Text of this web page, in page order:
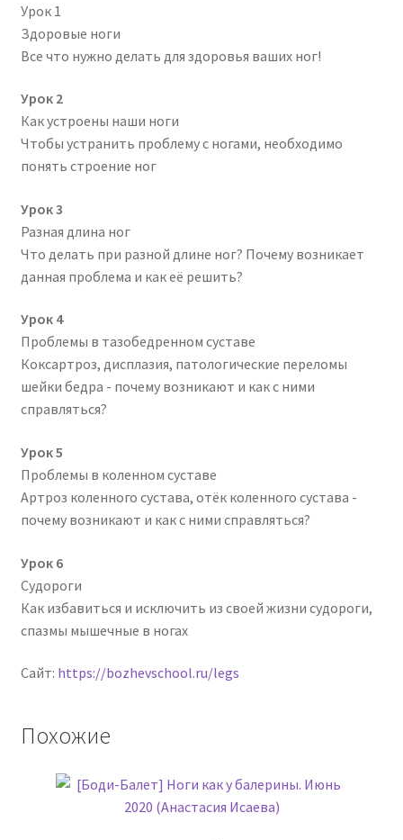
Урок 1
Здоровые ноги
Все что нужно делать для здоровья ваших ног!
Урок 2
Как устроены наши ноги
Чтобы устранить проблему с ногами, необходимо
понять строение ног
Урок 3
Разная длина ног
Что делать при разной длине ног? Почему возникает
данная проблема и как её решить?
Урок 4
Проблемы в тазобедренном суставе
Коксартроз, дисплазия, патологические переломы
шейки бедра - почему возникают и как с ними
справляться?
Урок 5
Проблемы в коленном суставе
Артроз коленного сустава, отёк коленного сустава -
почему возникают и как с ними справляться?
Урок 6
Судороги
Как избавиться и исключить из своей жизни судороги,
спазмы мышечные в ногах
Сайт: https://bozhevschool.ru/legs
Похожие